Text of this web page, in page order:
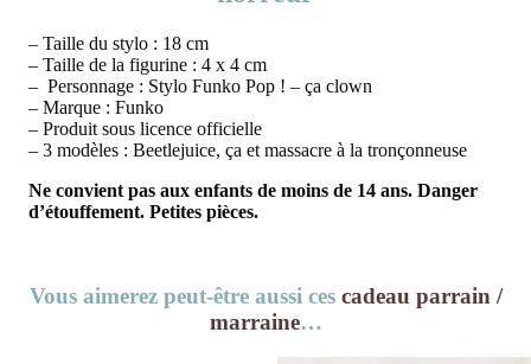
– Taille du stylo : 18 cm
– Taille de la figurine : 4 x 4 cm
– Personnage : Stylo Funko Pop ! – ça clown
– Marque : Funko
– Produit sous licence officielle
– 3 modèles : Beetlejuice, ça et massacre à la tronçonneuse
Ne convient pas aux enfants de moins de 14 ans. Danger
d’étouffement. Petites pièces.
Vous aimerez peut-être aussi ces cadeau parrain /
marraine…